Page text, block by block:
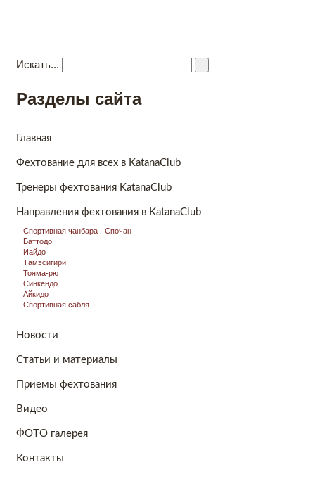
Искать...
Разделы сайта
Главная
Фехтование для всех в KatanaClub
Тренеры фехтования KatanaClub
Направления фехтования в KatanaClub
Спортивная чанбара - Спочан
Баттодо
Иайдо
Тамэсигири
Тояма-рю
Синкендо
Айкидо
Спортивная сабля
Новости
Статьи и материалы
Приемы фехтования
Видео
ФОТО галерея
Контакты